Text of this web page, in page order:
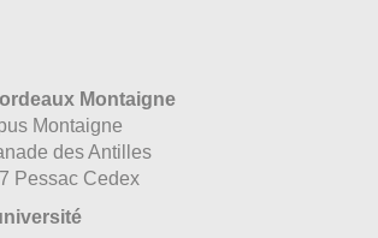
Montaigne
Montaigne
des Antilles
Pessac Cedex